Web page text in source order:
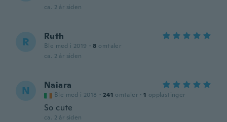
ca. 2 år siden
R Ruth
Ble med i 2019 · 8 omtaler
ca. 2 år siden
N Naiara
Ble med i 2018 · 241 omtaler · 1 opplastinger
So cute
ca. 2 år siden